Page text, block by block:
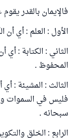
فالإيمان بالقدر
الأول : العلم : أي أن
الثاني : الكتابة : أي
المحفوظ .
الثالث : المشيئة :
فليس في السموات
سبحانه .
الرابع : الخلق